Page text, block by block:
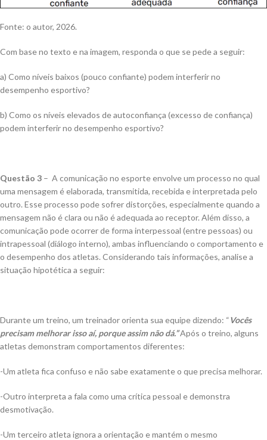
Fonte: o autor, 2026.
Com base no texto e na imagem, responda o que se pede a seguir:
a) Como níveis baixos (pouco confiante) podem interferir no
desempenho esportivo?
b) Como os níveis elevados de autoconfiança (excesso de confiança)
podem interferir no desempenho esportivo?
Questão 3 – A comunicação no esporte envolve um processo no qual
uma mensagem é elaborada, transmitida, recebida e interpretada pelo
outro. Esse processo pode sofrer distorções, especialmente quando a
mensagem não é clara ou não é adequada ao receptor. Além disso, a
comunicação pode ocorrer de forma interpessoal (entre pessoas) ou
intrapessoal (diálogo interno), ambas influenciando o comportamento e
o desempenho dos atletas. Considerando tais informações, analise a
situação hipotética a seguir:
Durante um treino, um treinador orienta sua equipe dizendo: “Vocês
precisam melhorar isso aí, porque assim não dá.”Após o treino, alguns
atletas demonstram comportamentos diferentes:
-Um atleta fica confuso e não sabe exatamente o que precisa melhorar.
-Outro interpreta a fala como uma crítica pessoal e demonstra
desmotivação.
-Um terceiro atleta ignora a orientação e mantém o mesmo